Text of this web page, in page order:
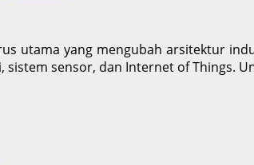
utama yang mengubah arsitektur
sensor, dan Internet of Things.